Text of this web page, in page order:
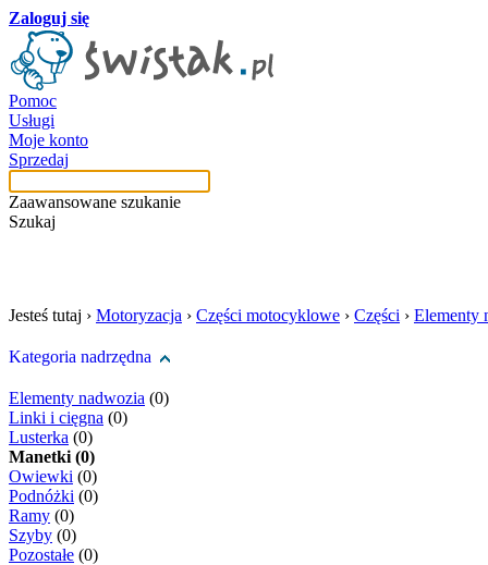
Zaloguj się
Pomoc
Usługi
Moje konto
Sprzedaj
Zaawansowane szukanie
Szukaj
Jesteś tutaj › Motoryzacja › Części motocyklowe › Części › Elementy
Kategoria nadrzędna
Elementy nadwozia (0)
Linki i cięgna (0)
Lusterka (0)
Manetki (0)
Owiewki (0)
Podnóżki (0)
Ramy (0)
Szyby (0)
Pozostałe (0)